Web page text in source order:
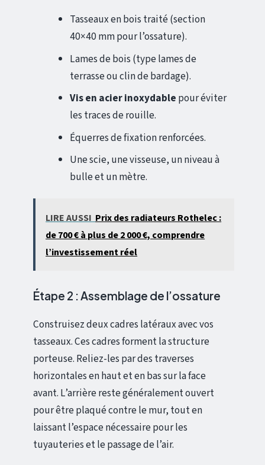
Tasseaux en bois traité (section
40×40 mm pour l’ossature).
Lames de bois (type lames de
terrasse ou clin de bardage).
Vis en acier inoxydable pour éviter
les traces de rouille.
Équerres de fixation renforcées.
Une scie, une visseuse, un niveau à
bulle et un mètre.
LIRE AUSSI Prix des radiateurs Rothelec :
de 700 € à plus de 2 000 €, comprendre
l’investissement réel
Étape 2 : Assemblage de l’ossature
Construisez deux cadres latéraux avec vos
tasseaux. Ces cadres forment la structure
porteuse. Reliez-les par des traverses
horizontales en haut et en bas sur la face
avant. L’arrière reste généralement ouvert
pour être plaqué contre le mur, tout en
laissant l’espace nécessaire pour les
tuyauteries et le passage de l’air.